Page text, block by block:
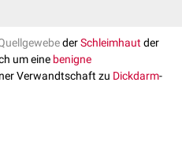
derSchleimhautder
um eine benigne
Verwandtschaft zu Dickdarm-